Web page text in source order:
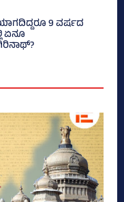
9 ವರ್ಷದ
ಏನೂ